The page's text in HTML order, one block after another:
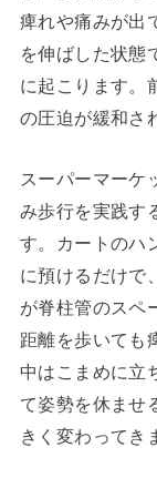
痺れや痛みが出
を伸ばした状態
に起こります。
の圧迫が緩和さ
スーパーマーケ
み歩行を実践す
す。カートのハ
に預けるだけで
が脊柱管のスペ
距離を歩いても
中はこまめに立
て姿勢を休ませ
きく変わってき